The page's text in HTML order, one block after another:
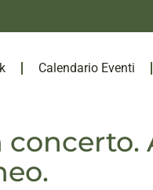
Calendario Eventi
concerto.